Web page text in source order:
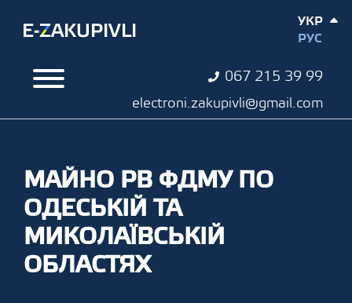
067 215 39 99
electroni.zakupivli@gmail.com
УКР
РУС
МАЙНО РВ ФДМУ ПО
ОДЕСЬКІЙ ТА
МИКОЛАЇВСЬКІЙ
ОБЛАСТЯХ